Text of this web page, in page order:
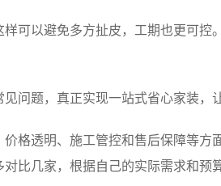
可以避免多方扯皮，工期也更可控
问题，真正实现一站式省心家装，
格透明、施工管控和售后保障等方
比几家，根据自己的实际需求和预